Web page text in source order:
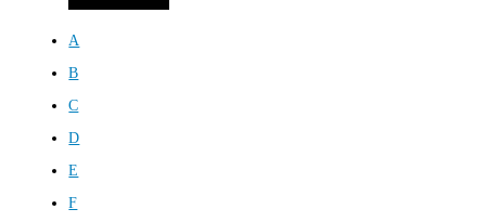
A
B
C
D
E
F